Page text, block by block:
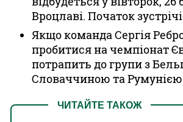
Вроцлаві. Початок зустрічі
Якщо команда Сергія
пробитися на чемпіонат
потрапить до групи з
Словаччиною та
ЧИТАЙТЕ ТАКОЖ